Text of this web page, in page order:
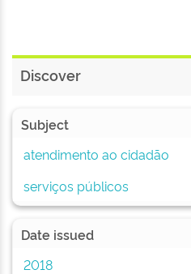
Discover
Subject
atendimento ao cidadão
serviços públicos
Date issued
2018